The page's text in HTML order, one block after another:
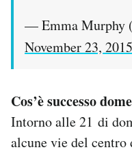
— Emma Murphy
November 23, 2015
Cos’è successo
Intorno alle 21 di
alcune vie del